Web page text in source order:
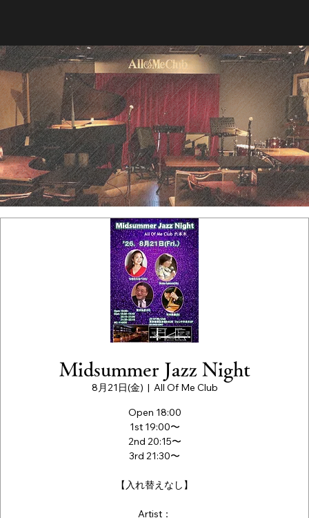
Midsummer Jazz Night
8月21日(金)
  |
All Of Me Club
Open 18:00
1st 19:00〜
2nd 20:15〜
3rd 21:30〜
【入れ替えなし】
Artist：